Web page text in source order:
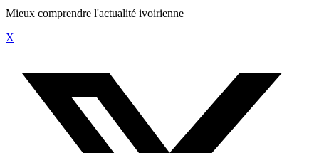
Mieux comprendre l'actualité ivoirienne
X